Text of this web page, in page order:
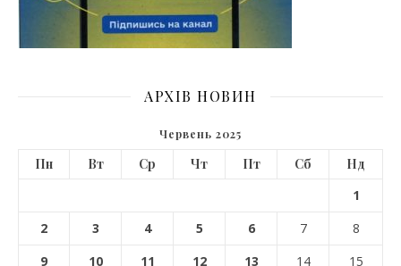
АРХІВ НОВИН
Червень 2025
Пн Вт Ср Чт Пт Сб
Нд
1
2
3 4 5 6 7
8
9
10 11 12 13 14
15